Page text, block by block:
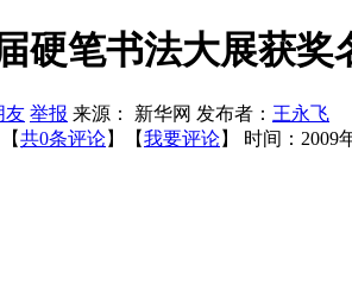
硬笔书法大展获奖
友 举报 来源： 新华网 发布者： 王永飞
共0条评论】【我要评论】 时间：2009